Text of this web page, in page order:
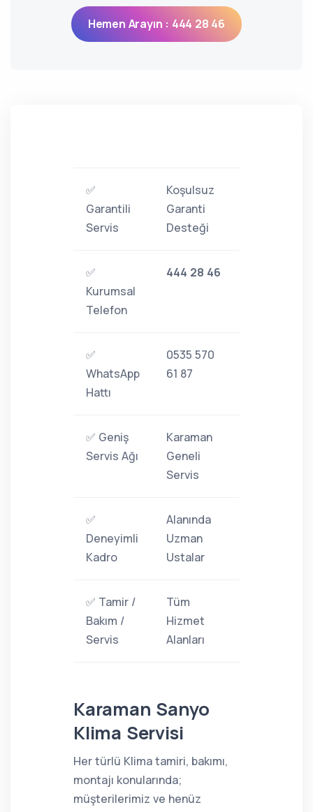
Hemen Arayın : 444 28 46
✅
Garantili
Servis
Koşulsuz
Garanti
Desteği
✅
Kurumsal
Telefon
444 28 46
✅
WhatsApp
Hattı
0535 570
61 87
✅ Geniş
Servis Ağı
Karaman
Geneli
Servis
✅
Deneyimli
Kadro
Alanında
Uzman
Ustalar
✅ Tamir /
Bakım /
Servis
Tüm
Hizmet
Alanları
Karaman Sanyo
Klima Servisi
Her türlü Klima tamiri, bakımı,
montajı konularında;
müşterilerimiz ve henüz